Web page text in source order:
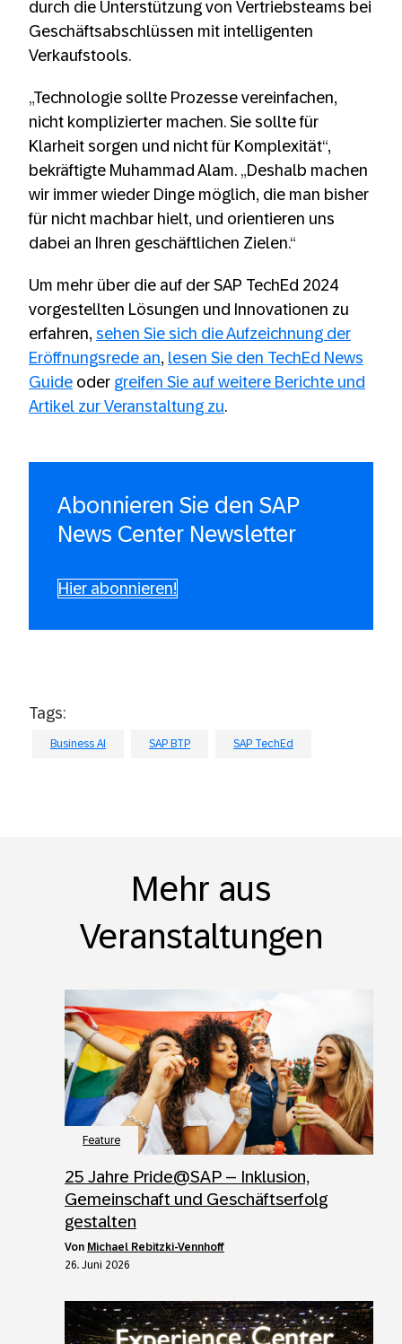
durch die Unterstützung von Vertriebsteams bei
Geschäftsabschlüssen mit intelligenten
Verkaufstools.
„Technologie sollte Prozesse vereinfachen,
nicht komplizierter machen. Sie sollte für
Klarheit sorgen und nicht für Komplexität“,
bekräftigte Muhammad Alam. „Deshalb machen
wir immer wieder Dinge möglich, die man bisher
für nicht machbar hielt, und orientieren uns
dabei an Ihren geschäftlichen Zielen.“
Um mehr über die auf der SAP TechEd 2024
vorgestellten Lösungen und Innovationen zu
erfahren, sehen Sie sich die Aufzeichnung der
Eröffnungsrede an, lesen Sie den TechEd News
Guide oder greifen Sie auf weitere Berichte und
Artikel zur Veranstaltung zu.
Abonnieren Sie den SAP
News Center Newsletter
Hier abonnieren!
Tags:
Business AI SAP BTP SAP TechEd
Mehr aus
Veranstaltungen
Feature
25 Jahre Pride@SAP – Inklusion,
Gemeinschaft und Geschäftserfolg
gestalten
von Michael Rebitzki-Vennhoff
26. Juni 2026